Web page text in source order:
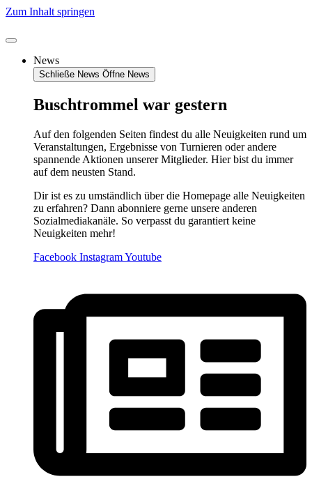
Zum Inhalt springen
News
Schließe News Öffne News
Buschtrommel war gestern
Auf den folgenden Seiten findest du alle Neuigkeiten rund um
Veranstaltungen, Ergebnisse von Turnieren oder andere
spannende Aktionen unserer Mitglieder. Hier bist du immer
auf dem neusten Stand.
Dir ist es zu umständlich über die Homepage alle Neuigkeiten
zu erfahren? Dann abonniere gerne unsere anderen
Sozialmediakanäle. So verpasst du garantiert keine
Neuigkeiten mehr!
Facebook InstagramYoutube